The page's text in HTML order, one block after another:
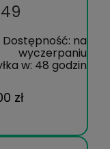
Dostępność: na
wyczerpaniu
w: 48 godzin
zł